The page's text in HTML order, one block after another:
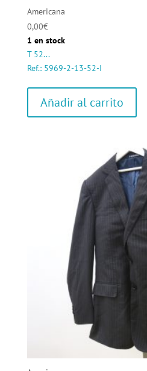
Americana
0,00€
1 en stock
T 52...
Ref.: 5969-2-13-52-I
Añadir al carrito